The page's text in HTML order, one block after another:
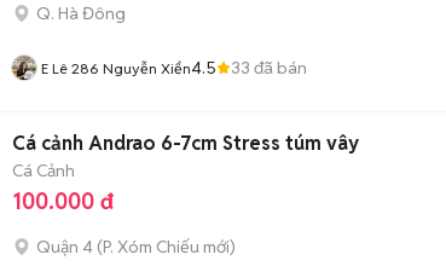
Q. Hà Đông
E Lê 286 Nguyễn Xiển4.5 33 đã bán
Cá cảnh Andrao 6-7cm Stress túm vây
Cá Cảnh
100.000 đ
Quận 4 (P. Xóm Chiếu mới)